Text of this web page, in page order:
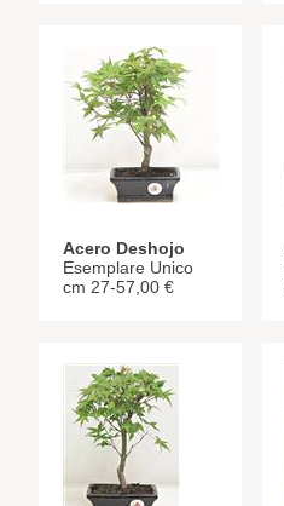
Acero Deshojo
Esemplare Unico
cm 27-57,00 €